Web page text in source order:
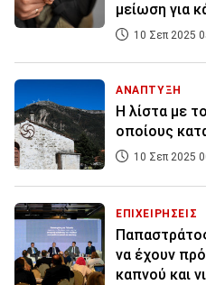
μείωση για
10 Σεπ 2025
ΑΝΑΠΤΥΞΗ
Η λίστα με
οποίους
10 Σεπ 2025
ΕΠΙΧΕΙΡΗΣΕΙΣ
να έχουν
καπνού και